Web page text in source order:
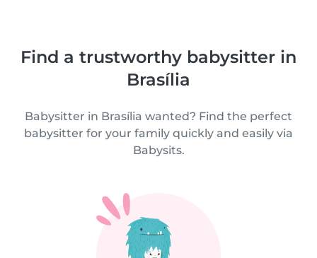
Find a trustworthy babysitter in
Brasília
Babysitter in Brasília wanted? Find the perfect
babysitter for your family quickly and easily via
Babysits.